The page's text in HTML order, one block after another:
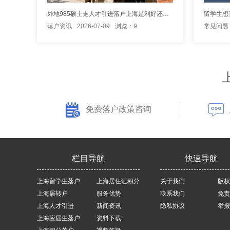
落户资讯
2026-07-09 浏览：9 常见问题
免费落户政策咨询
栏目导航
上海留学生落户
上海居转户
上海人才引进
上海应届生落户
上海居住证积分
服务优势
新闻资讯
资料下载
快速导航
关于我们
联系我们
隐私协议
版
免
举